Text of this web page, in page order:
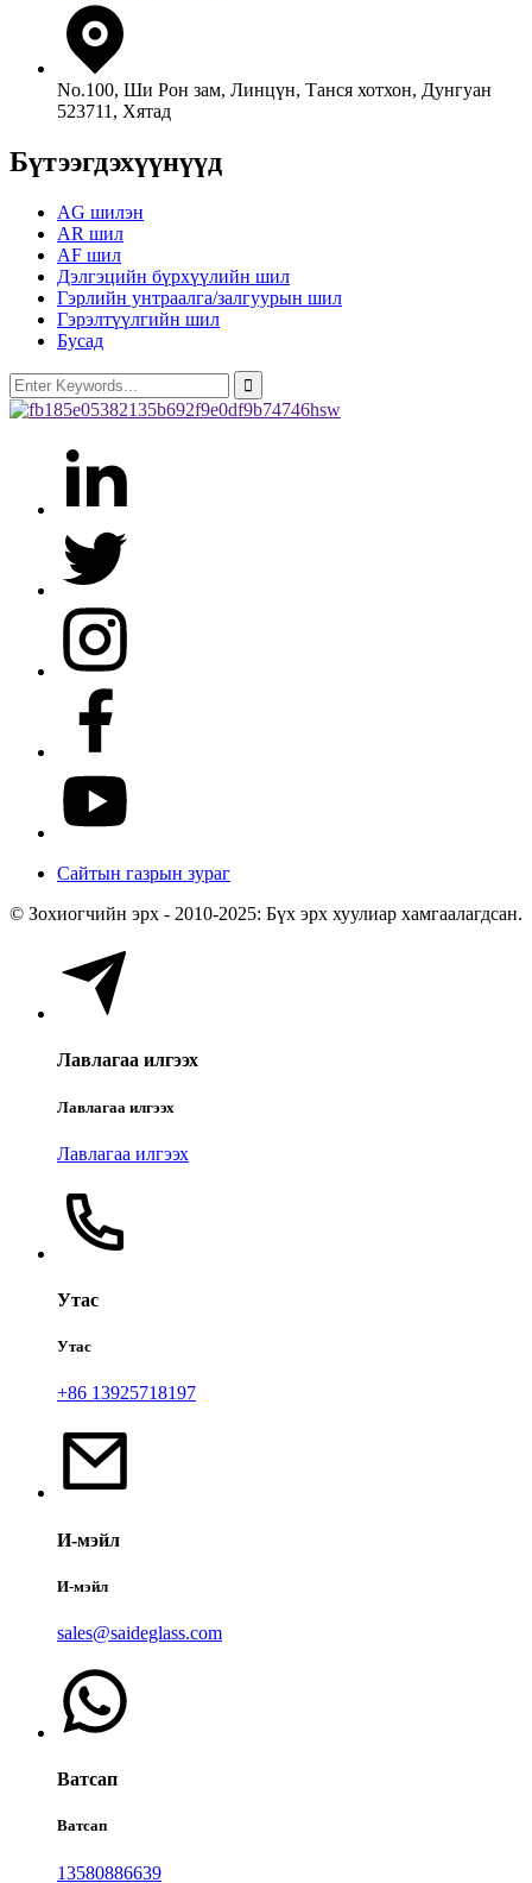
No.100, Ши Рон зам, Линцүн, Танся хотхон, Дунгуан
523711, Хятад
Бүтээгдэхүүнүүд
AG шилэн
AR шил
AF шил
Дэлгэцийн бүрхүүлийн шил
Гэрлийн унтраалга/залгуурын шил
Гэрэлтүүлгийн шил
Бусад
Сайтын газрын зураг
© Зохиогчийн эрх - 2010-2025: Бүх эрх хуулиар хамгаалагдсан.
Лавлагаа илгээх
Лавлагаа илгээх
Лавлагаа илгээх
Утас
Утас
+86 13925718197
И-мэйл
И-мэйл
sales@saideglass.com
Ватсап
Ватсап
13580886639